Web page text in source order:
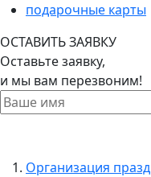
подарочные карты
ОСТАВИТЬ ЗАЯВКУ
Оставьте заявку,
и мы вам перезвоним!
Организация